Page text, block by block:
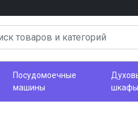
Посудомоечные
машины
шкафы